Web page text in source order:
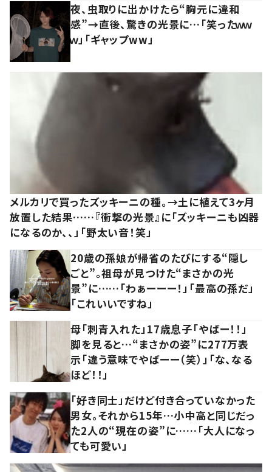
夜、虫取りに出かけたら“胸元に違和
感”→直後、驚きの光景に…「笑ったｗｗ
ｗ」「ギャップww」
メルカリで買ったズッキーニの種。→土に植えて3ヶ月
放置した結果……『衝撃の光景』に「ズッキーニも凶器
になるのか、、」「野太い音！笑」
20歳の孫娘が帰省のたびにする“隠し
ごと”。祖母が見つけた“まさかの光
景”に……「わぁーーー！」「最高の孫だ」
「これいいですね」
母「刺青入れた」17歳息子「やばー！！」
脚を見ると…“まさかの姿”に277万表
示「違う意味でやばーー（笑）」「な、なる
ほど！！」
「好き同士」だけど付き合っていなかった
男女。それから15年…小中高と同じだっ
た2人の“現在の姿”に……「大人になっ
ても可愛い」